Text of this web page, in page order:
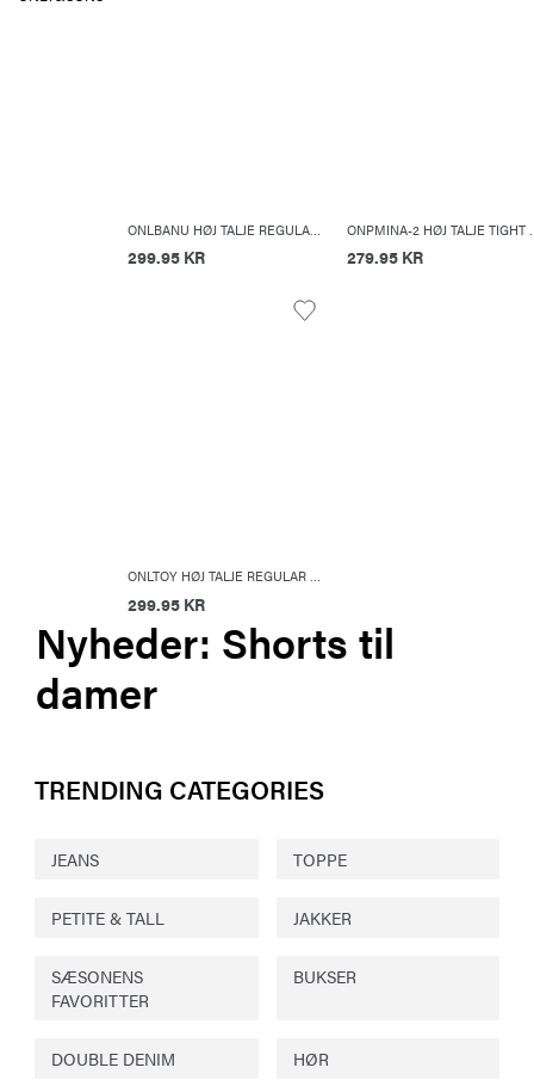
299.95 KR 279.95 KR
299.95 KR
Nyheder: Shorts til
damer
TRENDING CATEGORIES
JEANS TOPPE
PETITE & TALL JAKKER
SÆSONENS
FAVORITTER
BUKSER
DOUBLE DENIM HØR